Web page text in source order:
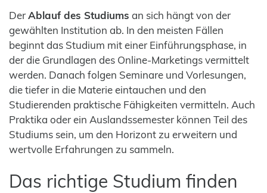
DerAblauf des Studiums an sich hängt von der
gewählten Institution ab. In den meisten Fällen
beginnt das Studium mit einer Einführungsphase, in
der die Grundlagen des Online-Marketings vermittelt
werden. Danach folgen Seminare und Vorlesungen,
die tiefer in die Materie eintauchen und den
Studierenden praktische Fähigkeiten vermitteln. Auch
Praktika oder ein Auslandssemester können Teil des
Studiums sein, um den Horizont zu erweitern und
wertvolle Erfahrungen zu sammeln.
Das richtige Studium finden